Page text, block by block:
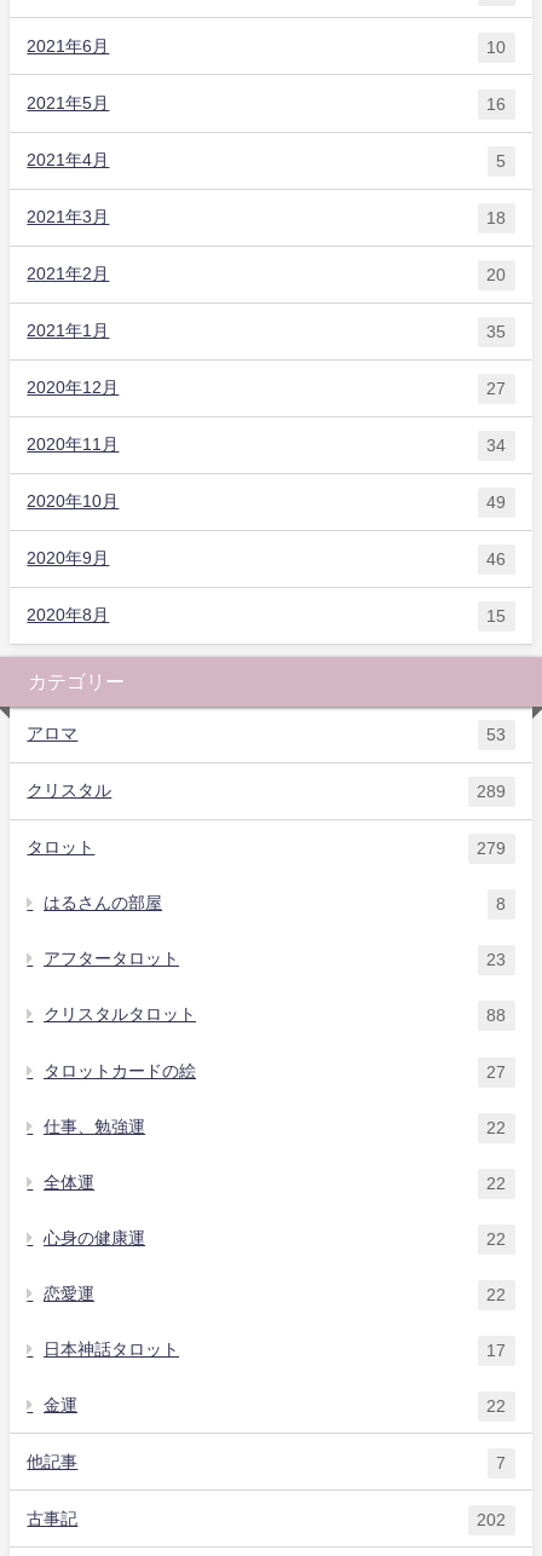
2021年6月 10
2021年5月 16
2021年4月 5
2021年3月 18
2021年2月 20
2021年1月 35
2020年12月 27
2020年11月 34
2020年10月 49
2020年9月 46
2020年8月 15
カテゴリー
アロマ 53
クリスタル 289
タロット 279
はるさんの部屋 8
アフタータロット 23
クリスタルタロット 88
タロットカードの絵 27
仕事、勉強運 22
全体運 22
心身の健康運 22
恋愛運 22
日本神話タロット 17
金運 22
他記事 7
古事記 202